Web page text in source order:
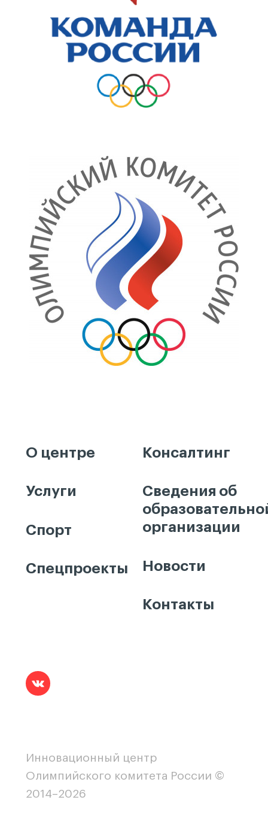
О центре
Услуги
Спорт
Спецпроекты
Консалтинг
Сведения об
организации
Новости
Контакты
Инновационный центр
Олимпийского комитета России ©
2014–2026